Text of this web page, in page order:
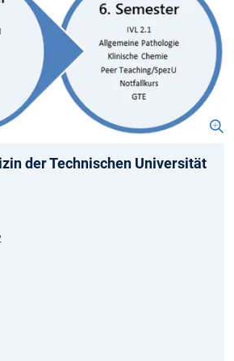
der Technischen Universität